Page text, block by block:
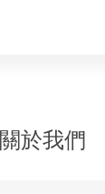
關於我們